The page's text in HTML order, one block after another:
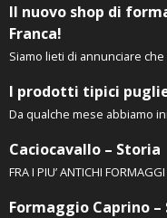
Il nuovo shop di
Franca!
Siamo lieti di annunciare che
I prodotti tipici
Da qualche mese abbiamo
Caciocavallo – Storia
FRA I PIU’ ANTICHI
Formaggio Caprino –